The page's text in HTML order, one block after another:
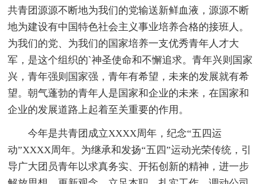
共青团源源不断地为我们的党输送新鲜血液，源源不断
地为建设有中国特色社会主义事业培养合格的接班人。
为我们的党、为我们的国家培养一支优秀青年人才大
军，是这个组织的`神圣使命和不懈追求。青年兴则国家
兴，青年强则国家强，青年有希望，未来的发展就有希
望。朝气蓬勃的青年人是国家和企业的未来，在国家和
企业的发展道路上起着至关重要的作用。
今年是共青团成立XXXX周年，纪念“五四运
动”XXXX周年。为继承和发扬“五四”运动光荣传统，引
导广大团员青年以求真务实、开拓创新的精神，进一步